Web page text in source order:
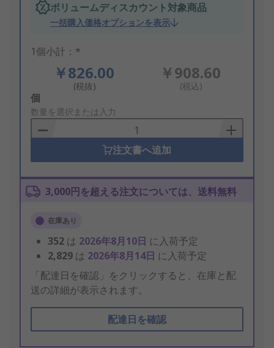
ボリュームディスカウント対象商品
一括購入価格オプションを表示
1個小計：*
￥826.00
(税抜)
￥908.60
(税込)
Add
to
Basket
個
数量を選択または入力
注文書へ追加
3,000円を超える注文については、送料無料
在庫あり
352 は 2026年8月10日 に入荷予定
2,829 は 2026年8月14日 に入荷予定
「配達日を確認」をクリックすると、在庫と配
送の詳細が表示されます。
配達日を確認